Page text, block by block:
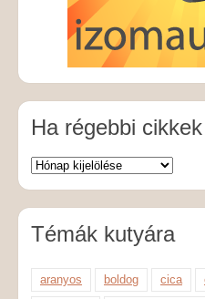
Ha régebbi
Témák kutyára
aranyos boldog cica